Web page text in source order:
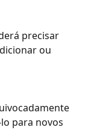
precisar
ou
para novos